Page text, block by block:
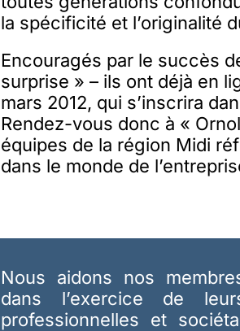
la spécificité et l’originalité
Encouragés par le succès
surprise » – ils ont déjà en
mars 2012, qui s’inscrira
Rendez-vous donc à «
équipes de la région Midi
dans le monde de
Nous aidons nos
dans l’exercice de
professionnelles et